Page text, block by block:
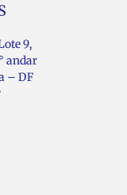
9,
andar
– DF